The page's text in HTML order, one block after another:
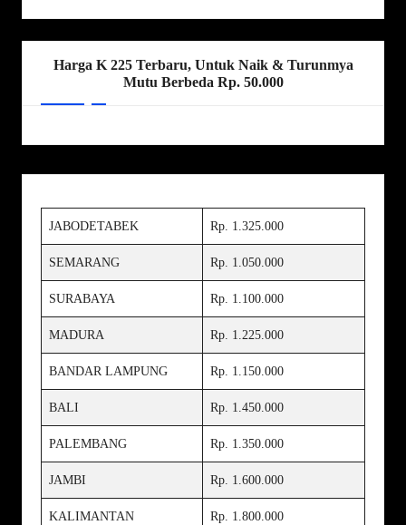
Harga K 225 Terbaru, Untuk Naik & Turunmya
Mutu Berbeda Rp. 50.000
JABODETABEK Rp. 1.325.000
SEMARANG Rp. 1.050.000
SURABAYA Rp. 1.100.000
MADURA Rp. 1.225.000
BANDAR LAMPUNG Rp. 1.150.000
BALI Rp. 1.450.000
PALEMBANG Rp. 1.350.000
JAMBI Rp. 1.600.000
KALIMANTAN Rp. 1.800.000